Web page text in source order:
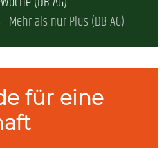
Mehr als nur Plus (DB AG)
für eine